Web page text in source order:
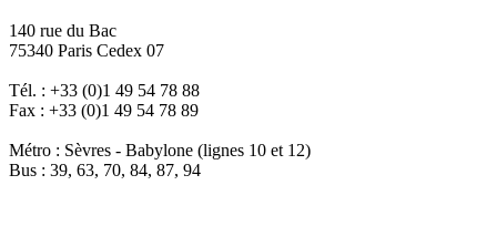
140 rue du Bac
75340 Paris Cedex 07
Tél. : +33 (0)1 49 54 78 88
Fax : +33 (0)1 49 54 78 89
Métro : Sèvres - Babylone (lignes 10 et 12)
Bus : 39, 63, 70, 84, 87, 94